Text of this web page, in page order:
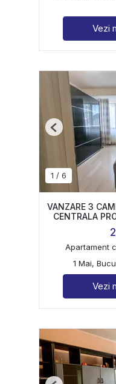
Vezi
1 / 6
Previous
VANZARE 3
CENTRALA
Apartament
1 Mai,
Vezi